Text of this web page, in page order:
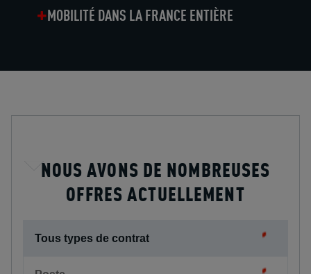
MOBILITÉ DANS LA FRANCE ENTIÈRE
NOUS AVONS DE NOMBREUSES
OFFRES ACTUELLEMENT
Tous types de contrat